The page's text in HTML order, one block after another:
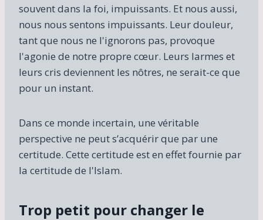
souvent dans la foi, impuissants. Et nous aussi,
nous nous sentons impuissants. Leur douleur,
tant que nous ne l'ignorons pas, provoque
l'agonie de notre propre cœur. Leurs larmes et
leurs cris deviennent les nôtres, ne serait-ce que
pour un instant.
Dans ce monde incertain, une véritable
perspective ne peut s’acquérir que par une
certitude. Cette certitude est en effet fournie par
la certitude de l'Islam.
Trop petit pour changer le